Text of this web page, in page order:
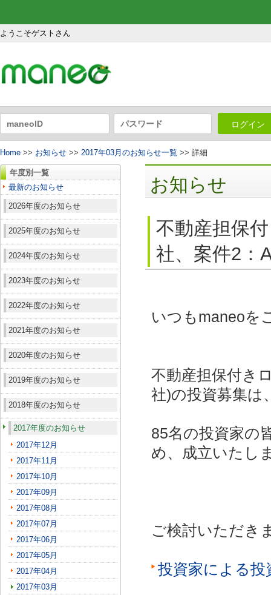
ようこそゲストさん
ログイン
Home >> お知らせ >> 2017年03月のお知らせ一覧 >> 詳細
年度別一覧
最新のお知らせ
2026年度のお知らせ
2025年度のお知らせ
2024年度のお知らせ
2023年度のお知らせ
2022年度のお知らせ
2021年度のお知らせ
2020年度のお知らせ
2019年度のお知らせ
2018年度のお知らせ
2017年度のお知らせ
2017年12月
2017年11月
2017年10月
2017年09月
2017年08月
2017年07月
2017年06月
2017年05月
2017年04月
2017年03月
お知らせ
不動産担保
社、案件2：
いつもmaneoを
不動産担保付き
社)の投資募集は
85名の投資家の
め、成立いたし
ご検討いただき
投資家による